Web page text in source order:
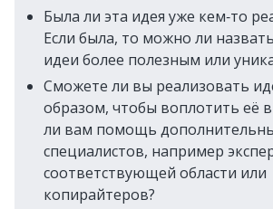
Была ли эта идея уже кем‑то
Если была, то можно ли
идеи более полезным или
Сможете ли вы реализовать
образом, чтобы воплотить её
ли вам помощь
специалистов, например
соответствующей области или
копирайтеров?